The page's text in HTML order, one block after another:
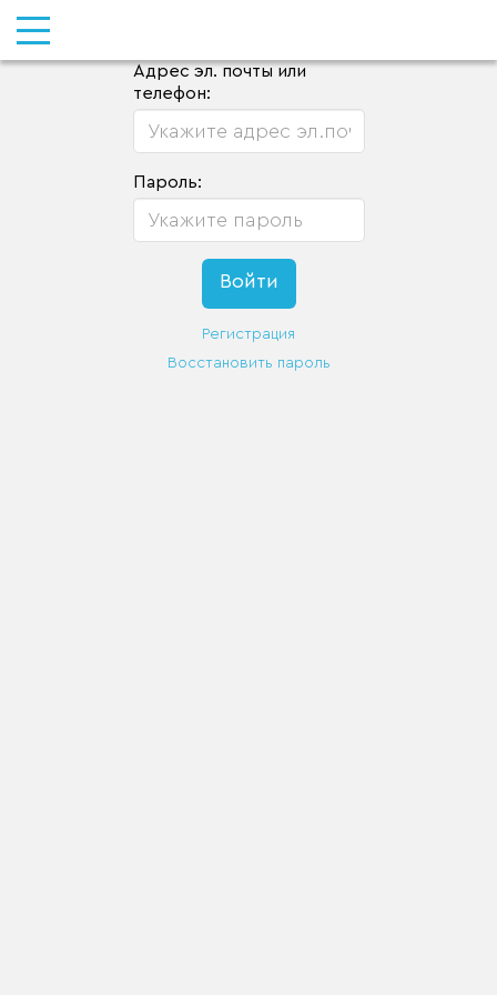
Адрес эл. почты или
телефон:
Пароль:
Регистрация
Восстановить пароль